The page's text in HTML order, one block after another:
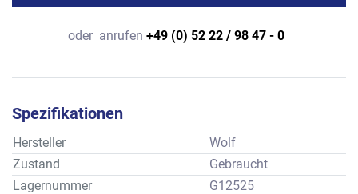
oder anrufen +49 (0) 52 22 / 98 47 - 0
Spezifikationen
Hersteller
Wolf
Zustand
Gebraucht
Lagernummer
G12525